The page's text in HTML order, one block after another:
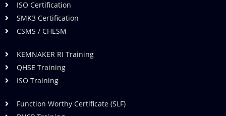
ISO Certification
SMK3 Certification
CSMS / CHESM
KEMNAKER RI Training
QHSE Training
ISO Training
Function Worthy Certificate (SLF)